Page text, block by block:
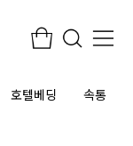
호텔베딩 속통